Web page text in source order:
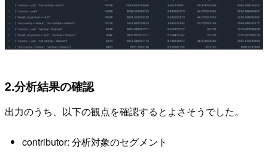
2.分析結果の確認
出力のうち、以下の観点を確認するとよさそうでした。
contributor: 分析対象のセグメント